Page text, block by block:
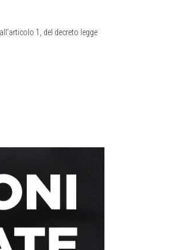
1, del decreto legge